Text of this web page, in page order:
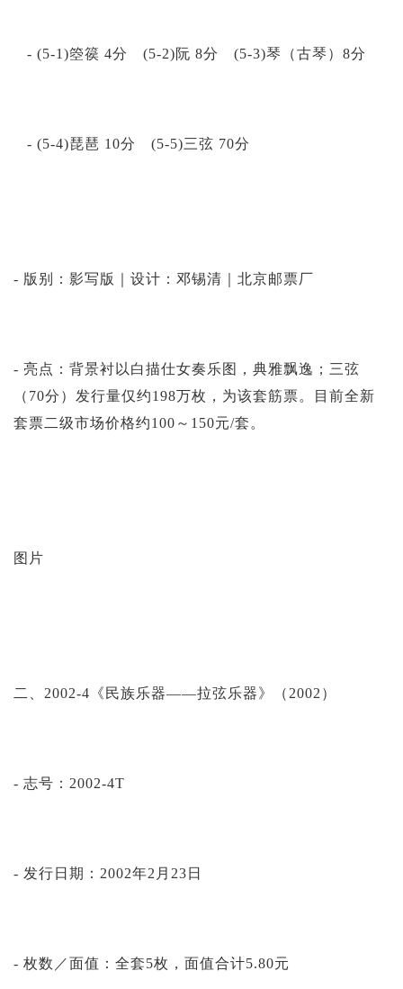
- (5-1)箜篌 4分 (5-2)阮 8分 (5-3)琴（古琴）8分
- (5-4)琵琶 10分 (5-5)三弦 70分
- 版别：影写版｜设计：邓锡清｜北京邮票厂
- 亮点：背景衬以白描仕女奏乐图，典雅飘逸；三弦
（70分）发行量仅约198万枚，为该套筋票。目前全新
套票二级市场价格约100～150元/套。
图片
二、2002-4《民族乐器——拉弦乐器》（2002）
- 志号：2002-4T
- 发行日期：2002年2月23日
- 枚数／面值：全套5枚，面值合计5.80元